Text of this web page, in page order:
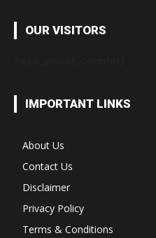
OUR VISITORS
IMPORTANT LINKS
About Us
Contact Us
Disclaimer
Privacy Policy
Terms & Conditions